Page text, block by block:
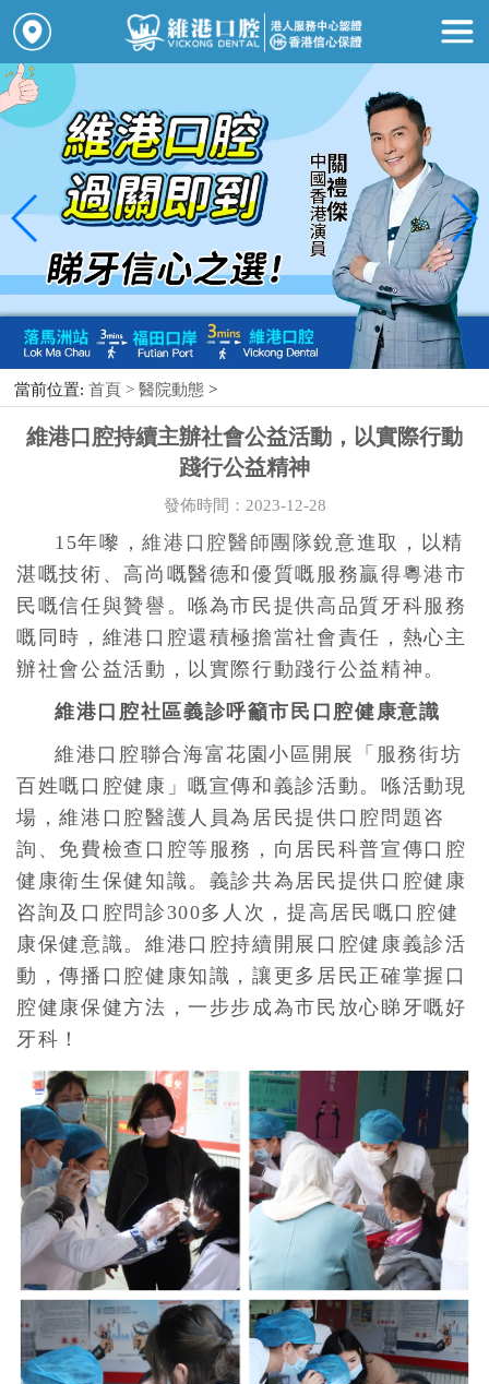
當前位置: 首頁 >醫院動態 >
維港口腔持續主辦社會公益活動，以實際行動
踐行公益精神
發佈時間：2023-12-28
15年嚟，維港口腔醫師團隊銳意進取，以精
湛嘅技術、高尚嘅醫德和優質嘅服務贏得粵港市
民嘅信任與贊譽。喺為市民提供高品質牙科服務
嘅同時，維港口腔還積極擔當社會責任，熱心主
辦社會公益活動，以實際行動踐行公益精神。
維港口腔社區義診呼籲市民口腔健康意識
維港口腔聯合海富花園小區開展「服務街坊
百姓嘅口腔健康」嘅宣傳和義診活動。喺活動現
場，維港口腔醫護人員為居民提供口腔問題咨
詢、免費檢查口腔等服務，向居民科普宣傳口腔
健康衛生保健知識。義診共為居民提供口腔健康
咨詢及口腔問診300多人次，提高居民嘅口腔健
康保健意識。維港口腔持續開展口腔健康義診活
動，傳播口腔健康知識，讓更多居民正確掌握口
腔健康保健方法，一步步成為市民放心睇牙嘅好
牙科！